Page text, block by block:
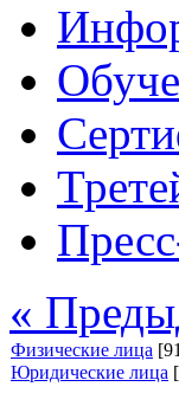
«
Физические лица
Юридические лица